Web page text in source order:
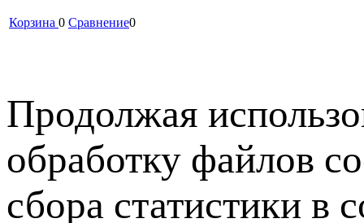
Корзина 0 Сравнение0
Продолжая
обработку файлов
сбора статистики в